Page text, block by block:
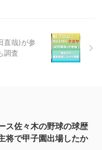
直哉)が参
調査
ス佐々木の野球の球歴
将で甲子園出場したか